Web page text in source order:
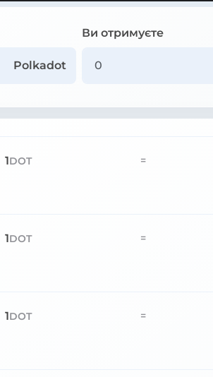
Polkadot
Ви отримуєте
1DOT =
1DOT =
1DOT =